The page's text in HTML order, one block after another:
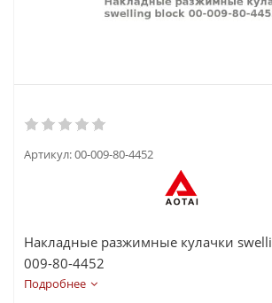
Артикул:00-009-80-4452
Накладные разжимные кулачки
009-80-4452
Подробнее